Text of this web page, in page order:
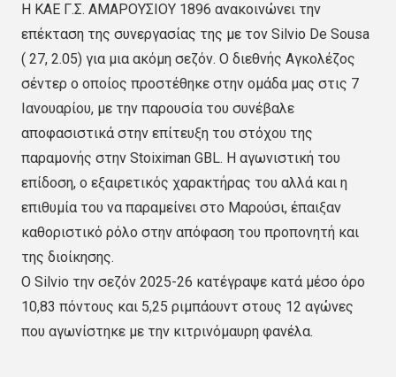
H KAE Γ.Σ. ΑΜΑΡΟΥΣΙΟΥ 1896 ανακοινώνει την
επέκταση της συνεργασίας της με τον Silvio De Sousa
( 27, 2.05) για μια ακόμη σεζόν. Ο διεθνής Αγκολέζος
σέντερ ο οποίος προστέθηκε στην ομάδα μας στις 7
Ιανουαρίου, με την παρουσία του συνέβαλε
αποφασιστικά στην επίτευξη του στόχου της
παραμονής στην Stoiximan GBL. Η αγωνιστική του
επίδοση, ο εξαιρετικός χαρακτήρας του αλλά και η
επιθυμία του να παραμείνει στο Μαρούσι, έπαιξαν
καθοριστικό ρόλο στην απόφαση του προπονητή και
της διοίκησης.
Ο Silvio την σεζόν 2025-26 κατέγραψε κατά μέσο όρο
10,83 πόντους και 5,25 ριμπάουντ στους 12 αγώνες
που αγωνίστηκε με την κιτρινόμαυρη φανέλα.